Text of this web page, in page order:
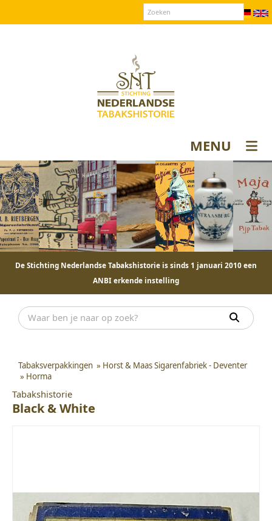
MENU
De Stichting Nederlandse Tabakshistorie is sinds 1 januari 2010 een
ANBI erkende instelling
Tabaksverpakkingen » Horst & Maas Sigarenfabriek - Deventer
» Horma
Tabakshistorie
Black & White